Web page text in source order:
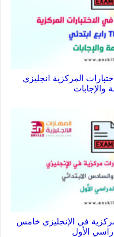
المركزية انجليزي
في الإنجليزي خامس
الأول